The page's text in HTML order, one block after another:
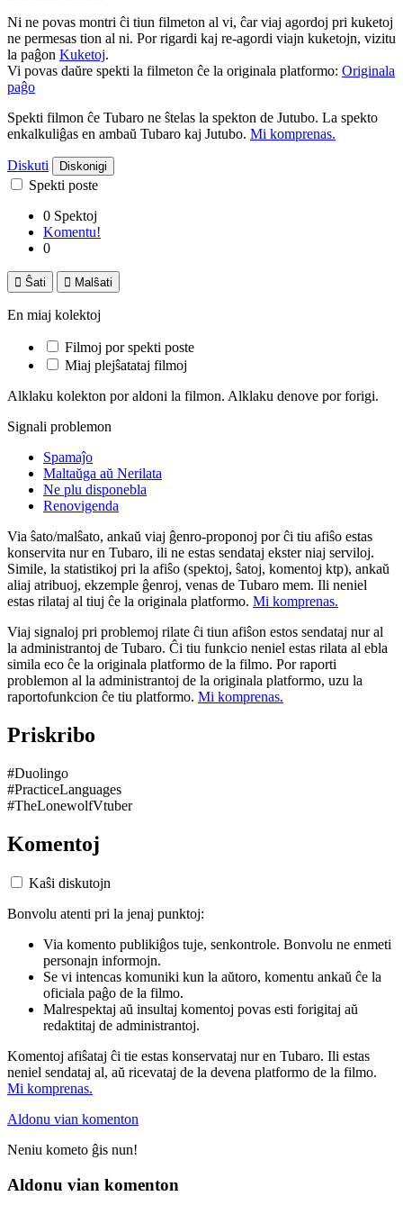
Ni ne povas montri ĉi tiun filmeton al vi, ĉar viaj agordoj pri kuketoj
ne permesas tion al ni. Por rigardi kaj re-agordi viajn kuketojn, vizitu
la paĝon Kuketoj.
Vi povas daŭre spekti la filmeton ĉe la originala platformo: Originala
paĝo
Spekti filmon ĉe Tubaro ne ŝtelas la spekton de Jutubo. La spekto
enkalkuliĝas en ambaŭ Tubaro kaj Jutubo. Mi komprenas.
Diskuti Diskonigi
Spekti poste
0 Spektoj
Komentu!
0
 Ŝati  Malŝati
En miaj kolektoj
Filmoj por spekti poste
Miaj plejŝatataj filmoj
Alklaku kolekton por aldoni la filmon. Alklaku denove por forigi.
Signali problemon
Spamaĵo
Maltaŭga aŭ Nerilata
Ne plu disponebla
Renovigenda
Via ŝato/malŝato, ankaŭ viaj ĝenro-proponoj por ĉi tiu afiŝo estas
konservita nur en Tubaro, ili ne estas sendataj ekster niaj serviloj.
Simile, la statistikoj pri la afiŝo (spektoj, ŝatoj, komentoj ktp), ankaŭ
aliaj atribuoj, ekzemple ĝenroj, venas de Tubaro mem. Ili neniel
estas rilataj al tiuj ĉe la originala platformo. Mi komprenas.
Viaj signaloj pri problemoj rilate ĉi tiun afiŝon estos sendataj nur al
la administrantoj de Tubaro. Ĉi tiu funkcio neniel estas rilata al ebla
simila eco ĉe la originala platformo de la filmo. Por raporti
problemon al la administrantoj de la originala platformo, uzu la
raportofunkcion ĉe tiu platformo. Mi komprenas.
Priskribo
#Duolingo
#PracticeLanguages
#TheLonewolfVtuber
Komentoj
Kaŝi diskutojn
Bonvolu atenti pri la jenaj punktoj:
Via komento publikiĝos tuje, senkontrole. Bonvolu ne enmeti
personajn informojn.
Se vi intencas komuniki kun la aŭtoro, komentu ankaŭ ĉe la
oficiala paĝo de la filmo.
Malrespektaj aŭ insultaj komentoj povas esti forigitaj aŭ
redaktitaj de administrantoj.
Komentoj afiŝataj ĉi tie estas konservataj nur en Tubaro. Ili estas
neniel sendataj al, aŭ ricevataj de la devena platformo de la filmo.
Mi komprenas.
Aldonu vian komenton
Neniu kometo ĝis nun!
Aldonu vian komenton